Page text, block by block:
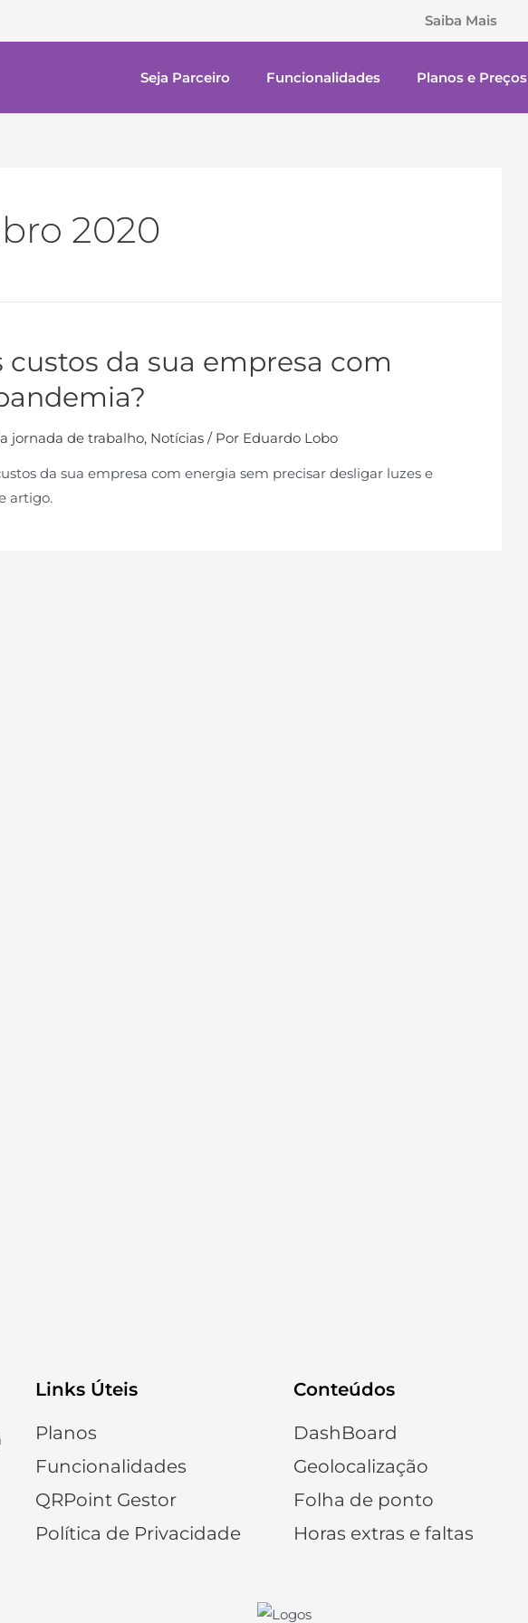
Saiba Mais
Seja Parceiro Funcionalidades Planos e Preços
2020
custos da sua empresa com
jornada de trabalho, Notícias / Por Eduardo Lobo
da sua empresa com energia sem precisar desligar luzes e
artigo.
Links Úteis
Planos
Funcionalidades
QRPoint Gestor
Política de Privacidade
Conteúdos
DashBoard
Geolocalização
Folha de ponto
Horas extras e faltas